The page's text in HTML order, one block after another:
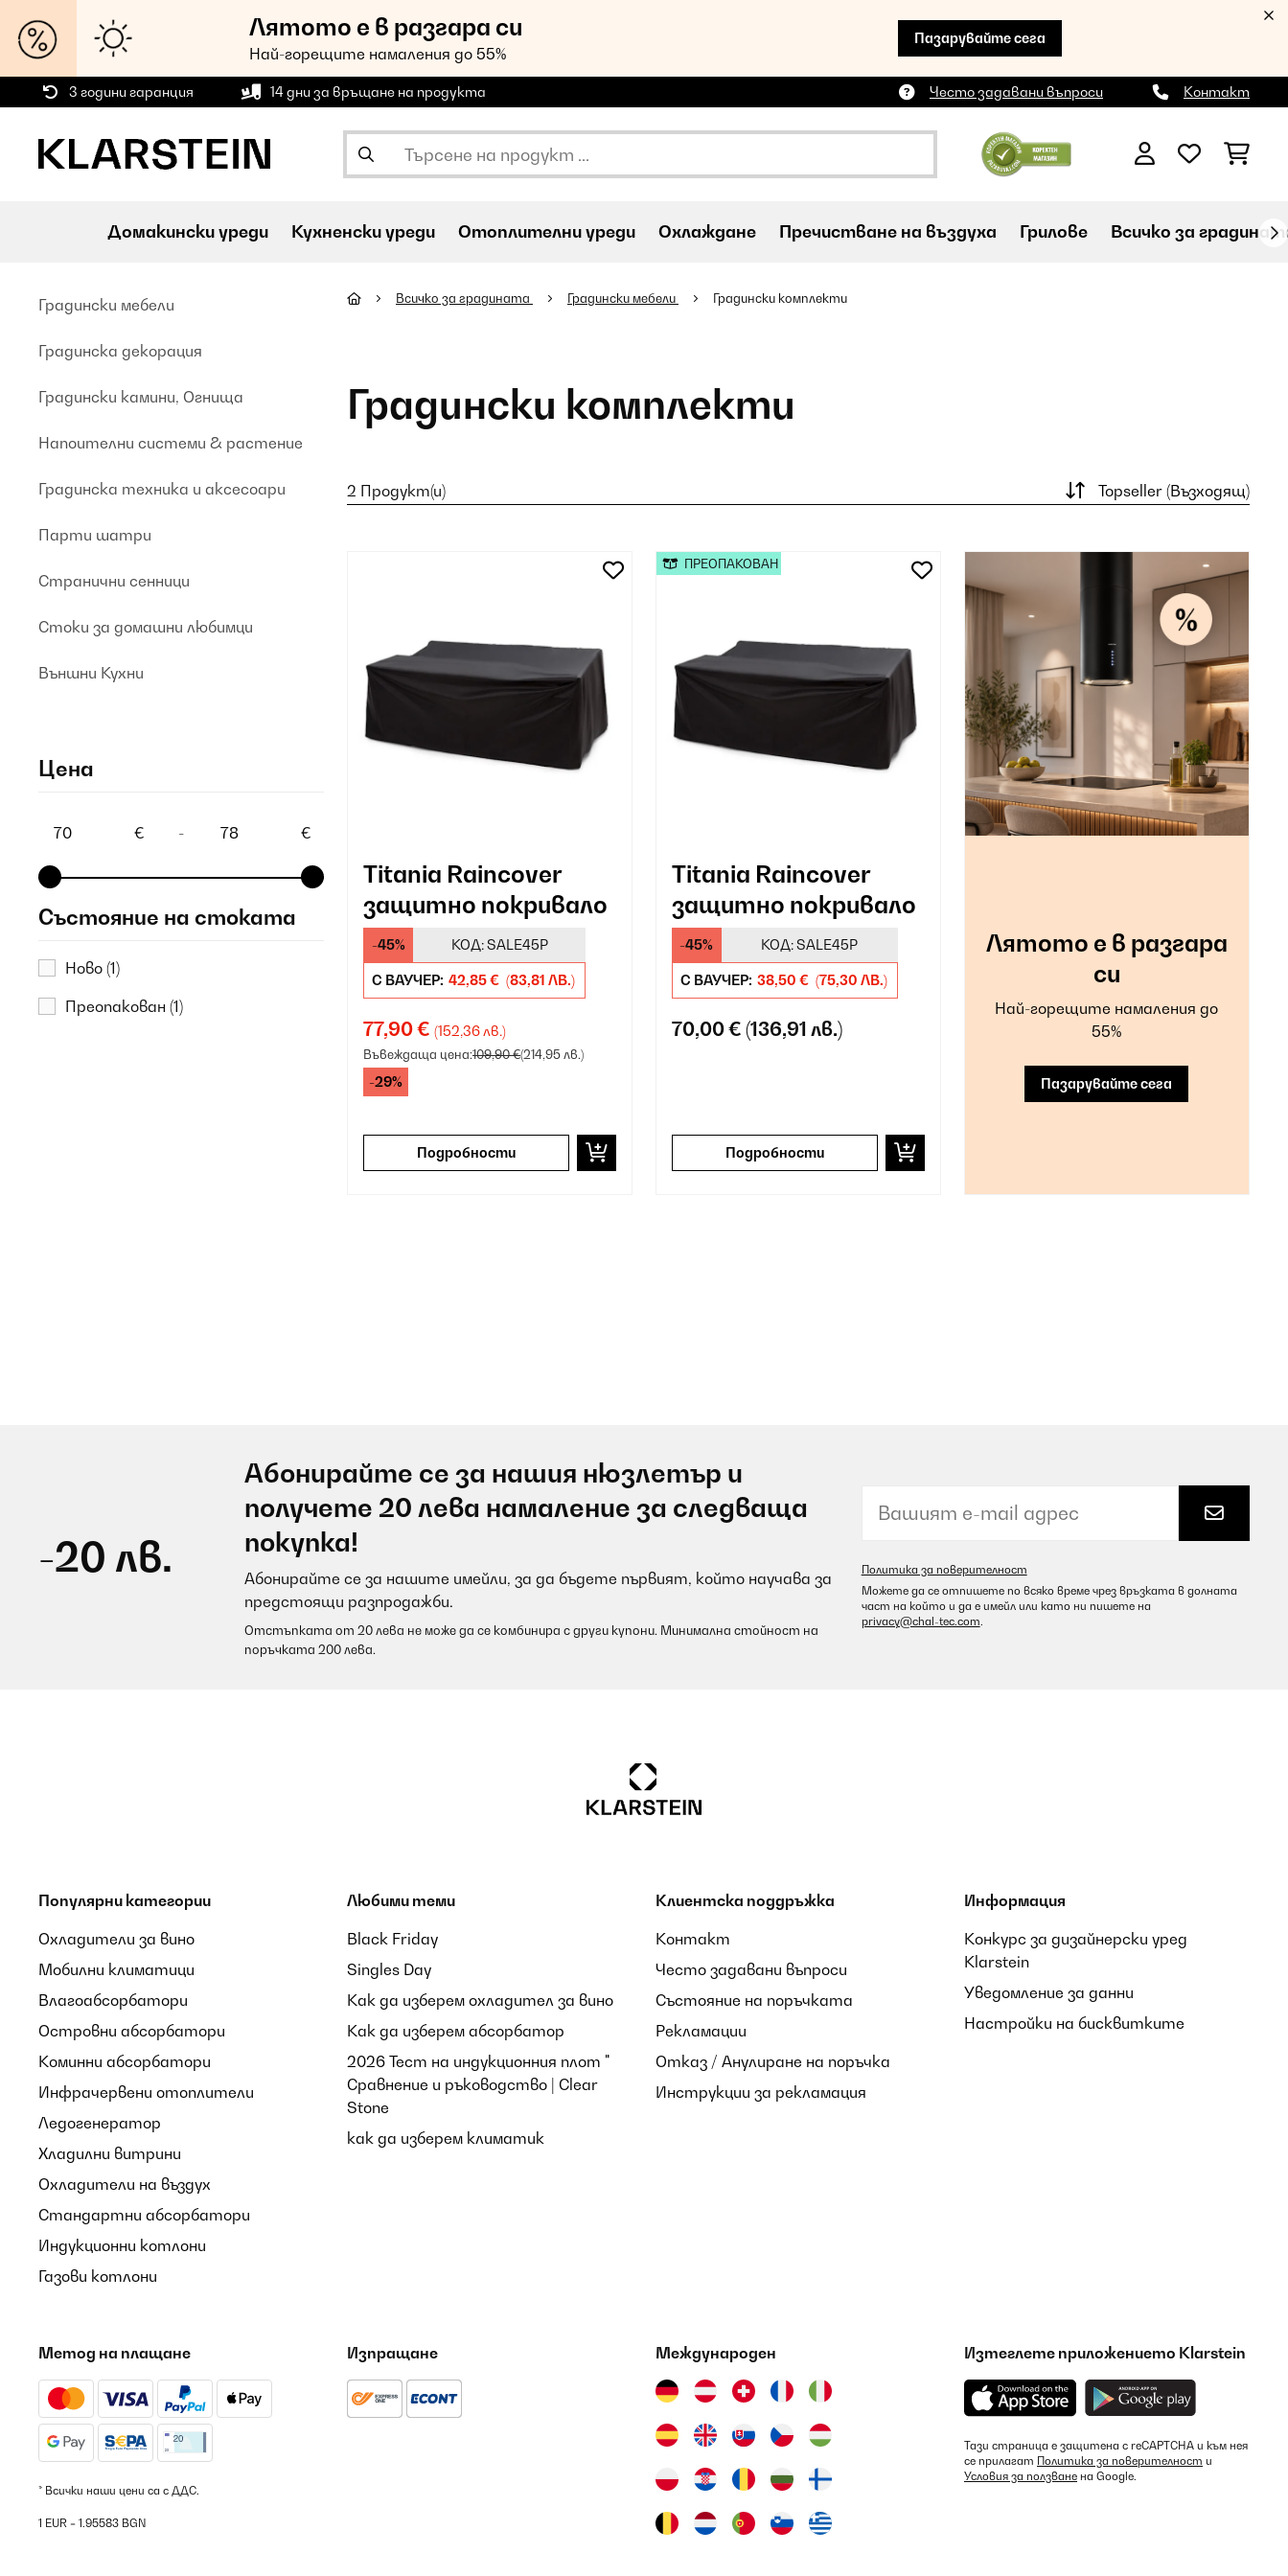
Лятото е в разгара си
Най-горещите намаления до 55%
Пазарувайте сега
3 години гаранция 14 дни за връщане на продукта Често задавани въпроси Контакт
Домакински уреди Кухненски уреди Oтоплителни уреди Охлаждане Пречистване на въздуха Грилове Всичко за
Градински мебели
Градинска декорация
Градински камини, Огнища
Напоителни системи & растение
Градинска техника и аксесоари
Парти шатри
Странични сенници
Стоки за домашни любимци
Външни Кухни
Цена
€ - €
Състояние на стоката
Ново (1)
Преопакован (1)
Всичко за градината Градински мебели Градински комплекти
Градински комплекти
2 Продукт(и) Topseller (Възходящ)
Titania Raincover
защитно покривало
-45% КОД: SALE45P
С ВАУЧЕР: 42,85 € (83,81 ЛВ.)
77,90 € (152,36 лв.)
Въвеждаща цена:109,90 €(214,95 лв.)
-29%
Подробности
Titania Raincover
защитно покривало
-45% КОД: SALE45P
С ВАУЧЕР: 38,50 € (75,30 ЛВ.)
70,00 € (136,91 лв.)
Подробности
ПРЕОПАКОВАН
Лятото е в разгара
си
Най-горещите намаления до
55%
Пазарувайте сега
-20 лв.
Абонирайте се за нашия нюзлетър и
получете 20 лева намаление за следваща
покупка!
Абонирайте се за нашите имейли, за да бъдете първият, който научава за
предстоящи разпродажби.
Отстъпката от 20 лева не може да се комбинира с други купони. Минимална стойност на
поръчката 200 лева.
Политика за поверителност
Можете да се отпишете по всяко време чрез връзката в долната
част на който и да е имейл или като ни пишете на
privacy@chal-tec.com.
Популярни категории
Охладители за вино
Мобилни климатици
Влагоабсорбатори
Островни абсорбатори
Коминни абсорбатори
Инфрачервени отоплители
Ледогенератор
Хладилни витрини
Охладители на въздух
Стандартни абсорбатори
Индукционни котлони
Газови котлони
Любими теми
Black Friday
Singles Day
Как да изберем охладител за вино
Как да изберем абсорбатор
2026 Тест на индукционния плот "
Сравнение и ръководство | Clear
Stone
как да изберем климатик
Клиентска поддръжка
Контакт
Често задавани въпроси
Състояние на поръчката
Рекламации
Отказ / Анулиране на поръчка
Инструкции за рекламация
Информация
Конкурс за дизайнерски уред
Klarstein
Уведомление за данни
Настройки на бисквитките
Метод на плащане
* Всички наши цени са с ДДС.
1 EUR = 1.95583 BGN
Изпращане Международен Изтеглете приложението Klarstein
Тази страница е защитена с reCAPTCHA и към нея
се прилагат Политика за поверителност и
Условия за ползване на Google.